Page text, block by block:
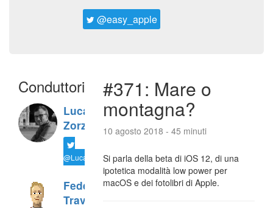
@easy_apple
Conduttori
Luca
Zorzi
@LucaTNT
Federico
Travaini
#371: Mare o
montagna?
10 agosto 2018 - 45 minuti
Si parla della beta di iOS 12, di una
ipotetica modalità low power per
macOS e dei fotolibri di Apple.